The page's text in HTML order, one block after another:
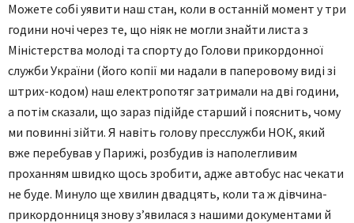
Можете собі уявити наш стан, коли в останній момент у три
години ночі через те, що ніяк не могли знайти листа з
Міністерства молоді та спорту до Голови прикордонної
служби України (його копії ми надали в паперовому виді зі
штрих-кодом) наш електропотяг затримали на дві години,
а потім сказали, що зараз підійде старший і пояснить, чому
ми повинні зійти. Я навіть голову пресслужби НОК, який
вже перебував у Парижі, розбудив із наполегливим
проханням швидко щось зробити, адже автобус нас чекати
не буде. Минуло ще хвилин двадцять, коли та ж дівчина-
прикордонниця знову з’явилася з нашими документами й